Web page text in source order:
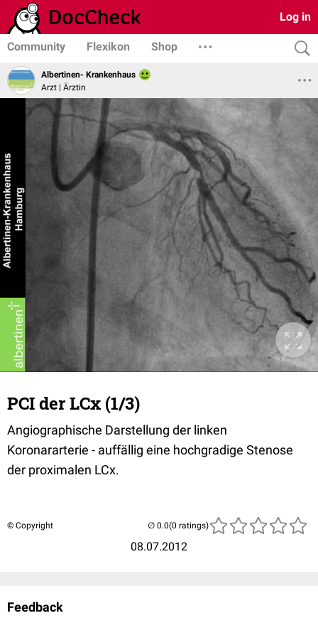
Log in
Community Flexikon Shop
Albertinen- Krankenhaus
Arzt | Ärztin
PCI der LCx (1/3)
Angiographische Darstellung der linken
Koronararterie - auffällig eine hochgradige Stenose
der proximalen LCx.
© Copyright
08.07.2012
(0 ratings)
Feedback